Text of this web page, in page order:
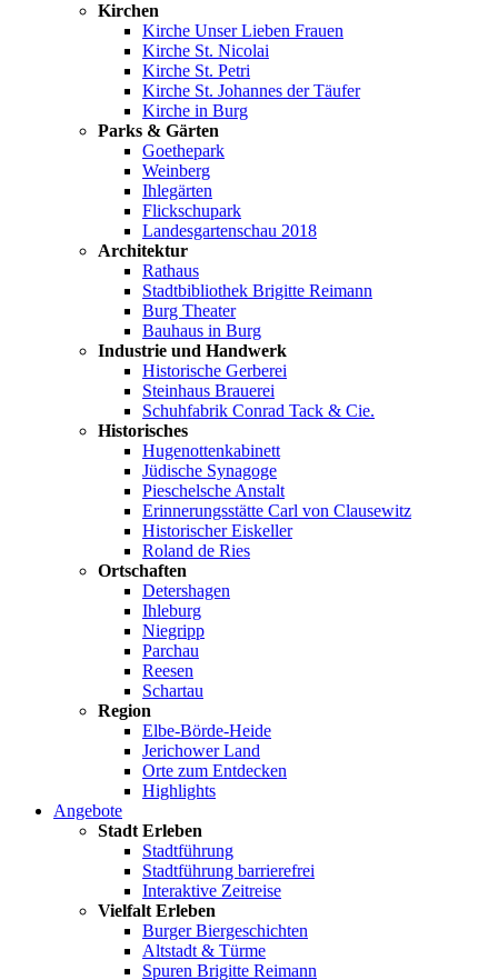
Kirchen
Kirche Unser Lieben Frauen
Kirche St. Nicolai
Kirche St. Petri
Kirche St. Johannes der Täufer
Kirche in Burg
Parks & Gärten
Goethepark
Weinberg
Ihlegärten
Flickschupark
Landesgartenschau 2018
Architektur
Rathaus
Stadtbibliothek Brigitte Reimann
Burg Theater
Bauhaus in Burg
Industrie und Handwerk
Historische Gerberei
Steinhaus Brauerei
Schuhfabrik Conrad Tack & Cie.
Historisches
Hugenottenkabinett
Jüdische Synagoge
Pieschelsche Anstalt
Erinnerungsstätte Carl von Clausewitz
Historischer Eiskeller
Roland de Ries
Ortschaften
Detershagen
Ihleburg
Niegripp
Parchau
Reesen
Schartau
Region
Elbe-Börde-Heide
Jerichower Land
Orte zum Entdecken
Highlights
Angebote
Stadt Erleben
Stadtführung
Stadtführung barrierefrei
Interaktive Zeitreise
Vielfalt Erleben
Burger Biergeschichten
Altstadt & Türme
Spuren Brigitte Reimann